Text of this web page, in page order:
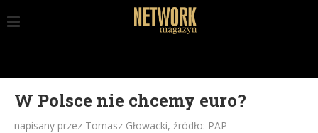
W Polsce nie chcemy euro?
napisany przez Tomasz Głowacki, źródło: PAP